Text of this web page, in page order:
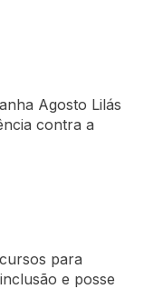
Agosto Lilás
contra a
para
e posse